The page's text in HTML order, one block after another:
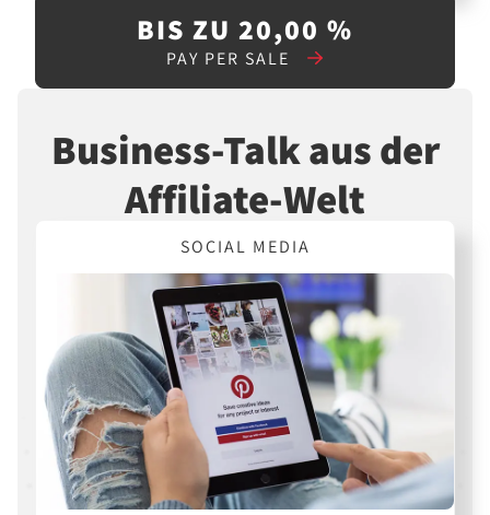
BIS ZU 20,00 %
PAY PER SALE
Business-Talk aus der
Affiliate-Welt
SOCIAL MEDIA